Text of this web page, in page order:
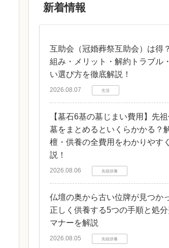
新着情報
互助会（冠婚葬祭互助会）は得
組み・メリット・解約トラブル
い選び方を徹底解説！
2026.08.07 生活
【墓石6基の墓じまい費用】先
墓をまとめるといくらかかる？
檀・供養の全費用をわかりやす
説！
2026.08.06 先祖供養
仏壇の奥から古い位牌が見つか
正しく供養する5つの手順と処分
マナーを解説
2026.08.05 先祖供養